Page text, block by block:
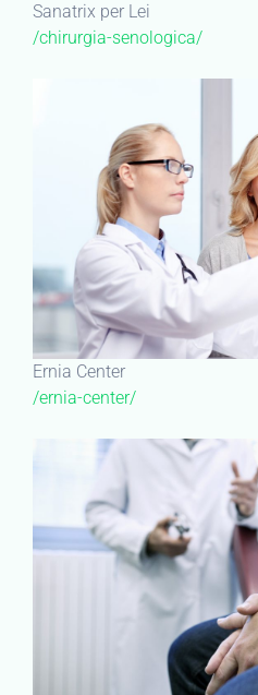
Sanatrix per Lei
/chirurgia-senologica/
Ernia Center
/ernia-center/